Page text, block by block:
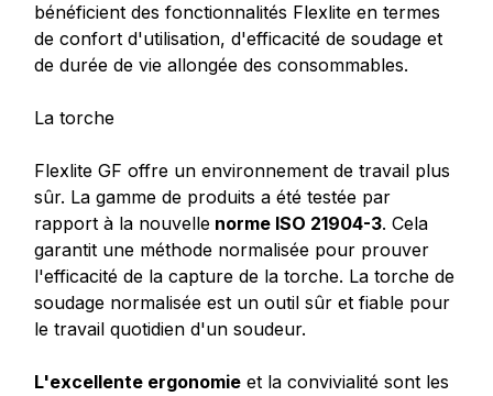
bénéficient des fonctionnalités Flexlite en termes
de confort d'utilisation, d'efficacité de soudage et
de durée de vie allongée des consommables.
La torche
Flexlite GF offre un environnement de travail plus
sûr. La gamme de produits a été testée par
rapport à la nouvelle norme ISO 21904-3. Cela
garantit une méthode normalisée pour prouver
l'efficacité de la capture de la torche. La torche de
soudage normalisée est un outil sûr et fiable pour
le travail quotidien d'un soudeur.
L'excellente ergonomie et la convivialité sont les